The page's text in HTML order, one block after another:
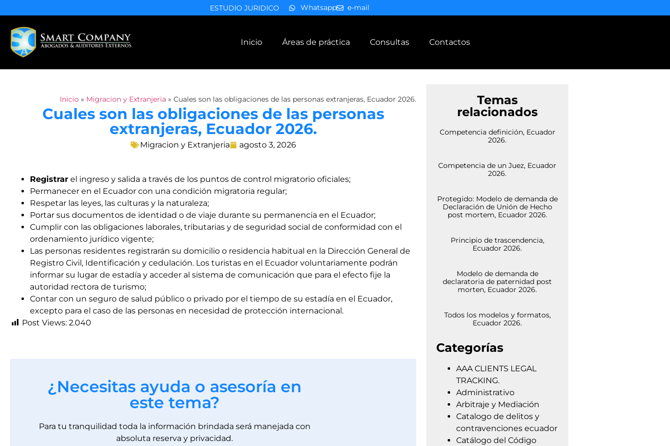
ESTUDIO JURIDICO Whatsapp e-mail
Inicio Áreas de práctica Consultas Contactos
Inicio » Migracion y Extranjeria » Cuales son las obligaciones de las personas extranjeras, Ecuador 2026.
Cuales son las obligaciones de las personas
extranjeras, Ecuador 2026.
Migracion y Extranjeria agosto 3, 2026
Registrar el ingreso y salida a través de los puntos de control migratorio oficiales;
Permanecer en el Ecuador con una condición migratoria regular;
Respetar las leyes, las culturas y la naturaleza;
Portar sus documentos de identidad o de viaje durante su permanencia en el Ecuador;
Cumplir con las obligaciones laborales, tributarias y de seguridad social de conformidad con el
ordenamiento jurídico vigente;
Las personas residentes registrarán su domicilio o residencia habitual en la Dirección General de
Registro Civil, Identificación y cedulación. Los turistas en el Ecuador voluntariamente podrán
informar su lugar de estadía y acceder al sistema de comunicación que para el efecto fije la
autoridad rectora de turismo;
Contar con un seguro de salud público o privado por el tiempo de su estadía en el Ecuador,
excepto para el caso de las personas en necesidad de protección internacional.
Post Views: 2.040
¿Necesitas ayuda o asesoría en
este tema?
Para tu tranquilidad toda la información brindada será manejada con
absoluta reserva y privacidad.
Temas
relacionados
Competencia definición, Ecuador
2026.
Competencia de un Juez, Ecuador
2026.
Protegido: Modelo de demanda de
Declaración de Unión de Hecho
post mortem, Ecuador 2026.
Principio de trascendencia,
Ecuador 2026.
Modelo de demanda de
declaratoria de paternidad post
morten, Ecuador 2026.
Todos los modelos y formatos,
Ecuador 2026.
Categorías
AAA CLIENTS LEGAL
TRACKING.
Administrativo
Arbitraje y Mediación
Catalogo de delitos y
contravenciones ecuador
Catálogo del Código